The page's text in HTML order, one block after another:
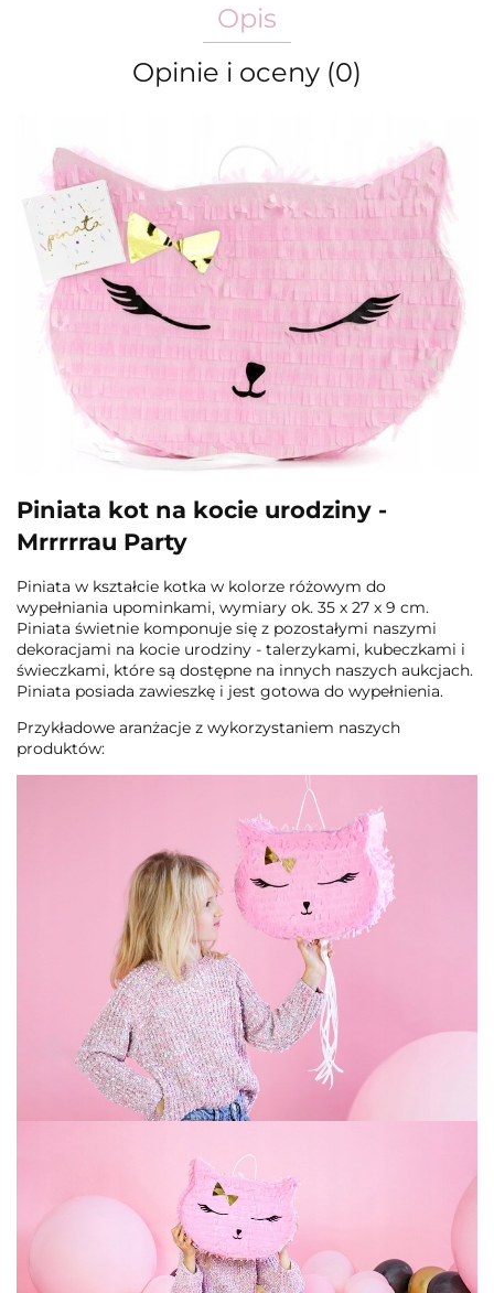
Opis
Opinie i oceny (0)
Piniata kot na kocie urodziny -
Mrrrrrau Party
Piniata w kształcie kotka w kolorze różowym do
wypełniania upominkami, wymiary ok. 35 x 27 x 9 cm.
Piniata świetnie komponuje się z pozostałymi naszymi
dekoracjami na kocie urodziny - talerzykami, kubeczkami i
świeczkami, które są dostępne na innych naszych aukcjach.
Piniata posiada zawieszkę i jest gotowa do wypełnienia.
Przykładowe aranżacje z wykorzystaniem naszych
produktów: